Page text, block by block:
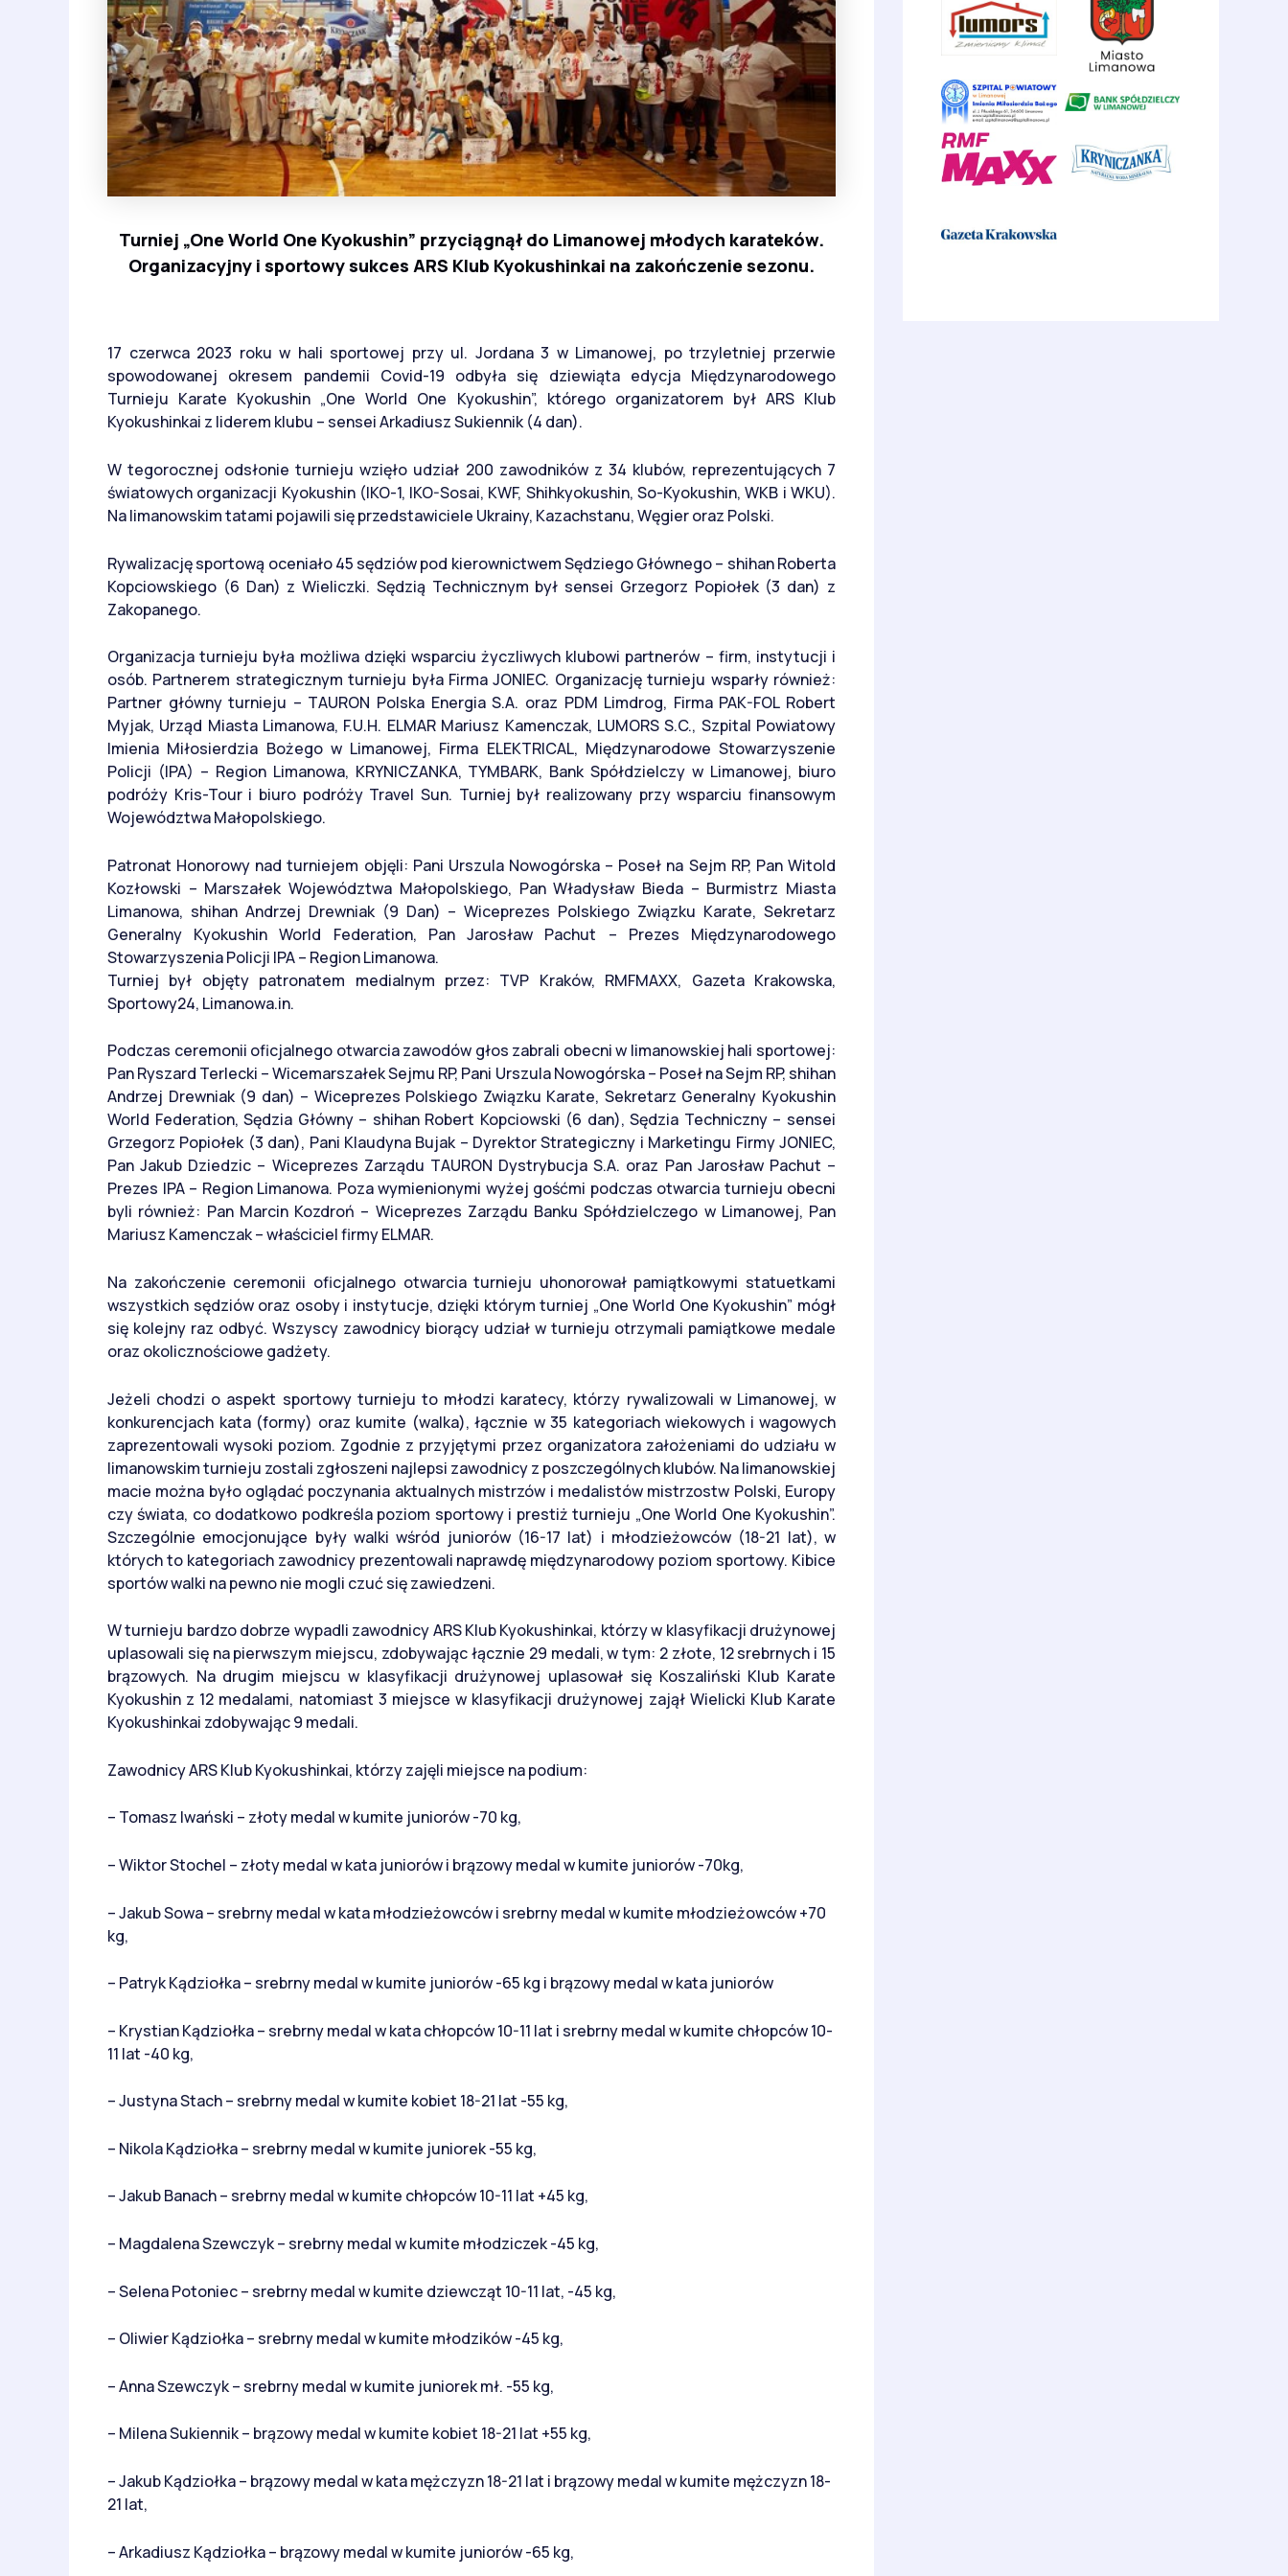
Turniej „One World One Kyokushin” przyciągnął do Limanowej młodych karateków.
Organizacyjny i sportowy sukces ARS Klub Kyokushinkai na zakończenie sezonu.
17 czerwca 2023 roku w hali sportowej przy ul. Jordana 3 w Limanowej, po trzyletniej przerwie
spowodowanej okresem pandemii Covid-19 odbyła się dziewiąta edycja Międzynarodowego
Turnieju Karate Kyokushin „One World One Kyokushin”, którego organizatorem był ARS Klub
Kyokushinkai z liderem klubu – sensei Arkadiusz Sukiennik (4 dan).
W tegorocznej odsłonie turnieju wzięło udział 200 zawodników z 34 klubów, reprezentujących 7
światowych organizacji Kyokushin (IKO-1, IKO-Sosai, KWF, Shihkyokushin, So-Kyokushin, WKB i WKU).
Na limanowskim tatami pojawili się przedstawiciele Ukrainy, Kazachstanu, Węgier oraz Polski.
Rywalizację sportową oceniało 45 sędziów pod kierownictwem Sędziego Głównego – shihan Roberta
Kopciowskiego (6 Dan) z Wieliczki. Sędzią Technicznym był sensei Grzegorz Popiołek (3 dan) z
Zakopanego.
Organizacja turnieju była możliwa dzięki wsparciu życzliwych klubowi partnerów – firm, instytucji i
osób. Partnerem strategicznym turnieju była Firma JONIEC. Organizację turnieju wsparły również:
Partner główny turnieju – TAURON Polska Energia S.A. oraz PDM Limdrog, Firma PAK-FOL Robert
Myjak, Urząd Miasta Limanowa, F.U.H. ELMAR Mariusz Kamenczak, LUMORS S.C., Szpital Powiatowy
Imienia Miłosierdzia Bożego w Limanowej, Firma ELEKTRICAL, Międzynarodowe Stowarzyszenie
Policji (IPA) – Region Limanowa, KRYNICZANKA, TYMBARK, Bank Spółdzielczy w Limanowej, biuro
podróży Kris-Tour i biuro podróży Travel Sun. Turniej był realizowany przy wsparciu finansowym
Województwa Małopolskiego.
Patronat Honorowy nad turniejem objęli: Pani Urszula Nowogórska – Poseł na Sejm RP, Pan Witold
Kozłowski – Marszałek Województwa Małopolskiego, Pan Władysław Bieda – Burmistrz Miasta
Limanowa, shihan Andrzej Drewniak (9 Dan) – Wiceprezes Polskiego Związku Karate, Sekretarz
Generalny Kyokushin World Federation, Pan Jarosław Pachut – Prezes Międzynarodowego
Stowarzyszenia Policji IPA – Region Limanowa.
Turniej był objęty patronatem medialnym przez: TVP Kraków, RMFMAXX, Gazeta Krakowska,
Sportowy24, Limanowa.in.
Podczas ceremonii oficjalnego otwarcia zawodów głos zabrali obecni w limanowskiej hali sportowej:
Pan Ryszard Terlecki – Wicemarszałek Sejmu RP, Pani Urszula Nowogórska – Poseł na Sejm RP, shihan
Andrzej Drewniak (9 dan) – Wiceprezes Polskiego Związku Karate, Sekretarz Generalny Kyokushin
World Federation, Sędzia Główny – shihan Robert Kopciowski (6 dan), Sędzia Techniczny – sensei
Grzegorz Popiołek (3 dan), Pani Klaudyna Bujak – Dyrektor Strategiczny i Marketingu Firmy JONIEC,
Pan Jakub Dziedzic – Wiceprezes Zarządu TAURON Dystrybucja S.A. oraz Pan Jarosław Pachut –
Prezes IPA – Region Limanowa. Poza wymienionymi wyżej gośćmi podczas otwarcia turnieju obecni
byli również: Pan Marcin Kozdroń – Wiceprezes Zarządu Banku Spółdzielczego w Limanowej, Pan
Mariusz Kamenczak – właściciel firmy ELMAR.
Na zakończenie ceremonii oficjalnego otwarcia turnieju uhonorował pamiątkowymi statuetkami
wszystkich sędziów oraz osoby i instytucje, dzięki którym turniej „One World One Kyokushin” mógł
się kolejny raz odbyć. Wszyscy zawodnicy biorący udział w turnieju otrzymali pamiątkowe medale
oraz okolicznościowe gadżety.
Jeżeli chodzi o aspekt sportowy turnieju to młodzi karatecy, którzy rywalizowali w Limanowej, w
konkurencjach kata (formy) oraz kumite (walka), łącznie w 35 kategoriach wiekowych i wagowych
zaprezentowali wysoki poziom. Zgodnie z przyjętymi przez organizatora założeniami do udziału w
limanowskim turnieju zostali zgłoszeni najlepsi zawodnicy z poszczególnych klubów. Na limanowskiej
macie można było oglądać poczynania aktualnych mistrzów i medalistów mistrzostw Polski, Europy
czy świata, co dodatkowo podkreśla poziom sportowy i prestiż turnieju „One World One Kyokushin”.
Szczególnie emocjonujące były walki wśród juniorów (16-17 lat) i młodzieżowców (18-21 lat), w
których to kategoriach zawodnicy prezentowali naprawdę międzynarodowy poziom sportowy. Kibice
sportów walki na pewno nie mogli czuć się zawiedzeni.
W turnieju bardzo dobrze wypadli zawodnicy ARS Klub Kyokushinkai, którzy w klasyfikacji drużynowej
uplasowali się na pierwszym miejscu, zdobywając łącznie 29 medali, w tym: 2 złote, 12 srebrnych i 15
brązowych. Na drugim miejscu w klasyfikacji drużynowej uplasował się Koszaliński Klub Karate
Kyokushin z 12 medalami, natomiast 3 miejsce w klasyfikacji drużynowej zajął Wielicki Klub Karate
Kyokushinkai zdobywając 9 medali.
Zawodnicy ARS Klub Kyokushinkai, którzy zajęli miejsce na podium:
– Tomasz Iwański – złoty medal w kumite juniorów -70 kg,
– Wiktor Stochel – złoty medal w kata juniorów i brązowy medal w kumite juniorów -70kg,
– Jakub Sowa – srebrny medal w kata młodzieżowców i srebrny medal w kumite młodzieżowców +70
kg,
– Patryk Kądziołka – srebrny medal w kumite juniorów -65 kg i brązowy medal w kata juniorów
– Krystian Kądziołka – srebrny medal w kata chłopców 10-11 lat i srebrny medal w kumite chłopców 10-
11 lat -40 kg,
– Justyna Stach – srebrny medal w kumite kobiet 18-21 lat -55 kg,
– Nikola Kądziołka – srebrny medal w kumite juniorek -55 kg,
– Jakub Banach – srebrny medal w kumite chłopców 10-11 lat +45 kg,
– Magdalena Szewczyk – srebrny medal w kumite młodziczek -45 kg,
– Selena Potoniec – srebrny medal w kumite dziewcząt 10-11 lat, -45 kg,
– Oliwier Kądziołka – srebrny medal w kumite młodzików -45 kg,
– Anna Szewczyk – srebrny medal w kumite juniorek mł. -55 kg,
– Milena Sukiennik – brązowy medal w kumite kobiet 18-21 lat +55 kg,
– Jakub Kądziołka – brązowy medal w kata mężczyzn 18-21 lat i brązowy medal w kumite mężczyzn 18-
21 lat,
– Arkadiusz Kądziołka – brązowy medal w kumite juniorów -65 kg,